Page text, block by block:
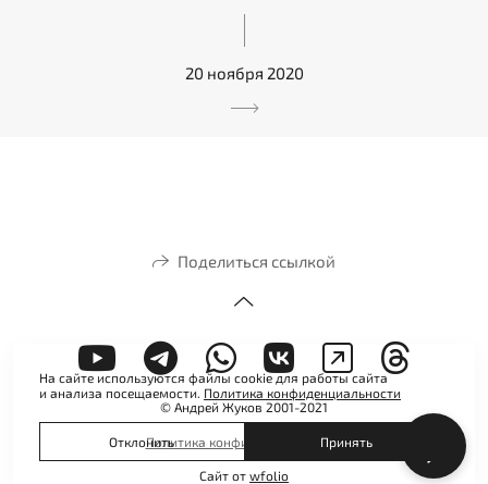
20 ноября 2020
Поделиться ссылкой
© Андрей Жуков 2001-2021
Политика конфиденциальности
Сайт от wfolio
На сайте используются файлы cookie для работы сайта
и анализа посещаемости. Политика конфиденциальности
Отклонить Принять